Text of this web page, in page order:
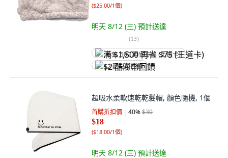
($25.00/1個)
明天 8/12 (三) 預計送達
(13)
满 $1,500 再省 $75 (王道卡)
$2 酷澎幣回饋
超吸水柔軟速乾乾髮帽, 顏色隨機, 1個
首購折扣價 40%$30
$18
($18.00/1個)
明天 8/12 (三) 預計送達